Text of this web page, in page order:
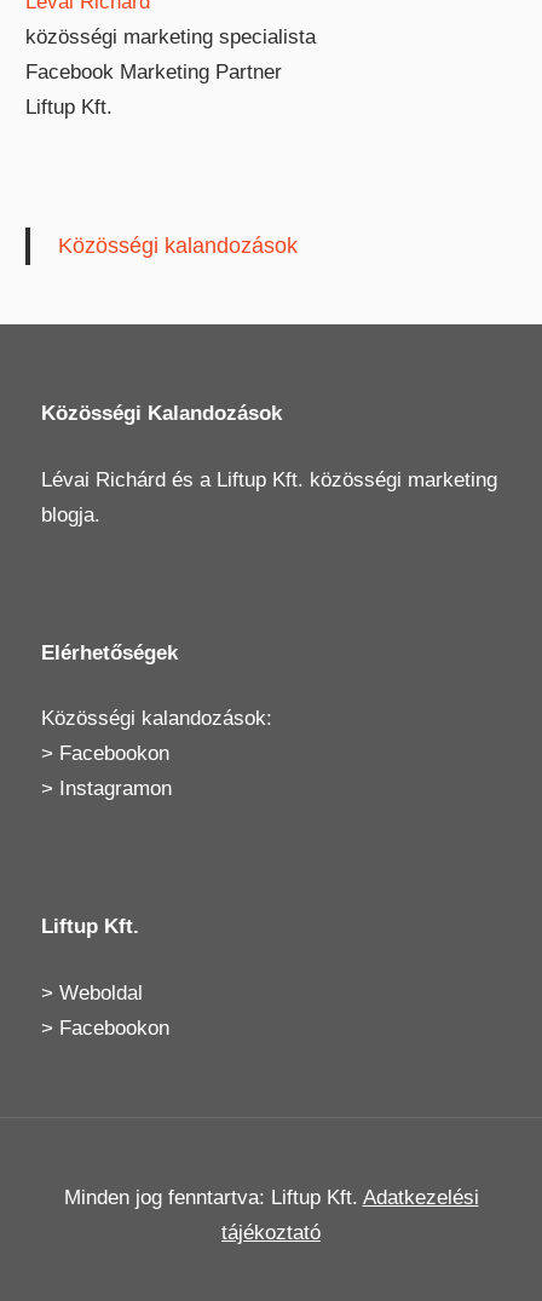
közösségi marketing specialista
Facebook Marketing Partner
Liftup Kft.
Közösségi kalandozások
Közösségi Kalandozások
Lévai Richárd és a Liftup Kft. közösségi marketing
blogja.
Elérhetőségek
Közösségi kalandozások:
> Facebookon
>
Instagramon
Liftup Kft.
> Weboldal
> Facebookon
Minden jog fenntartva: Liftup Kft. Adatkezelési
tájékoztató